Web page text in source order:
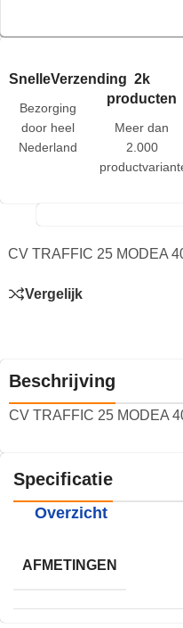
SnelleVerzending
Bezorging
door heel
Nederland
2k
producten
Meer dan
2.000
CV TRAFFIC 25 MODEA
Vergelijk
Beschrijving
CV TRAFFIC 25 MODEA
Specificatie
Overzicht
AFMETINGEN